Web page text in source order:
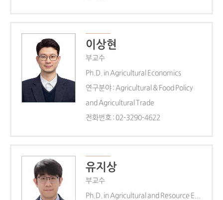
이상현
부교수
Ph.D. in Agricultural Economics
연구분야 : Agricultural & Food Policy
and Agricultural Trade
전화번호 : 02-3290-4622
유지상
부교수
Ph.D. in Agricultural and Resource Economics